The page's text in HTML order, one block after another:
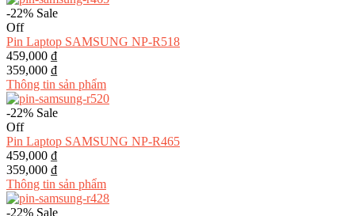
-22% Sale
Off
Pin Laptop SAMSUNG NP-R518
459,000 ₫
359,000 ₫
Thông tin sản phẩm
-22% Sale
Off
Pin Laptop SAMSUNG NP-R465
459,000 ₫
359,000 ₫
Thông tin sản phẩm
-22% Sale